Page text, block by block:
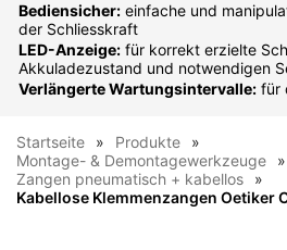
Bediensicher: einfache und
der Schliesskraft
LED-Anzeige: für korrekt erzielte
Akkuladezustand und notwendigen
Verlängerte Wartungsintervalle: für
Startseite
Produkte
Montage- & Demontagewerkzeuge
Zangen pneumatisch + kabellos
Kabellose Klemmenzangen Oetiker